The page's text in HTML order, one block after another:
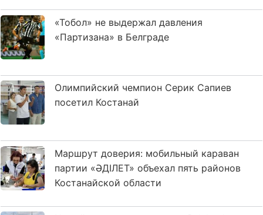
«Тобол» не выдержал давления
«Партизана» в Белграде
Олимпийский чемпион Серик Сапиев
посетил Костанай
Маршрут доверия: мобильный караван
партии «ӘДІЛЕТ» объехал пять районов
Костанайской области